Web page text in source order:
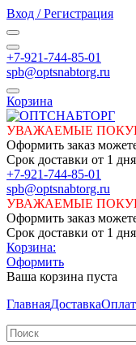
Вход / Регистрация
+7-921-744-85-01
spb@optsnabtorg.ru
Корзина
УВАЖАЕМЫЕ
Оформить заказ
Срок доставки от 1 дня
+7-921-744-85-01
spb@optsnabtorg.ru
УВАЖАЕМЫЕ
Оформить заказ
Срок доставки от 1 дня
Корзина:
Оформить
Ваша корзина пуста
ГлавнаяДоставка